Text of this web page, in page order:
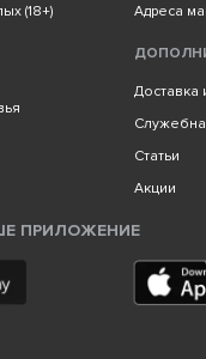
(18+)
Адреса
Доставка
Статьи
Акции
ПРИЛОЖЕНИЕ